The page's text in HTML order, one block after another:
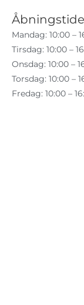
Mandag: 10:00 –
Tirsdag: 10:00 –
Onsdag: 10:00 –
Torsdag: 10:00 –
Fredag: 10:00 –